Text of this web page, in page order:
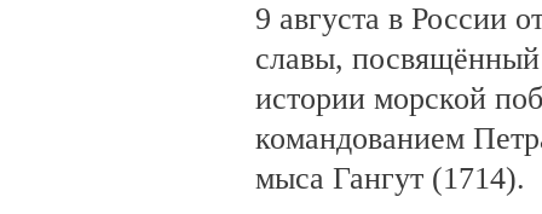
9 августа в России
славы, посвящённый
истории морской
командованием
мыса Гангут (1714).